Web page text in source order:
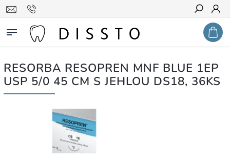
Hledat
RESORBA RESOPREN MNF BLUE 1EP
USP 5/0 45 CM S JEHLOU DS18, 36KS